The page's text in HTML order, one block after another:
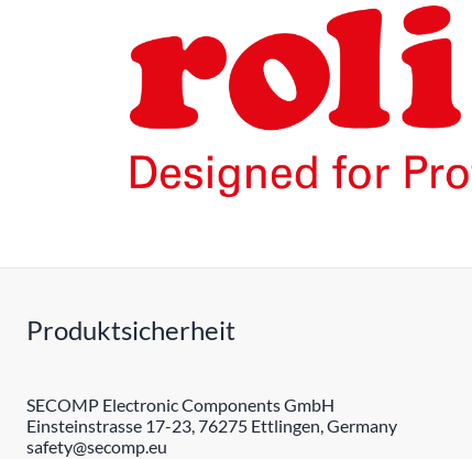
Produktsicherheit
SECOMP Electronic Components GmbH
Einsteinstrasse 17-23, 76275 Ettlingen, Germany
safety@secomp.eu